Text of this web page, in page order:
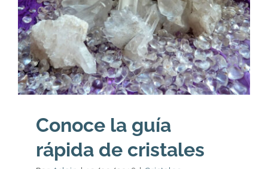
ACERCA
CONTACTO
Carrito
Conoce la guía
rápida de cristales